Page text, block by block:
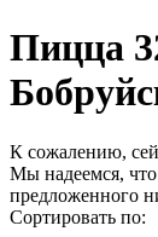
Пицца
К сожалению,
Мы надеемся, что
предложенного
Сортировать по: